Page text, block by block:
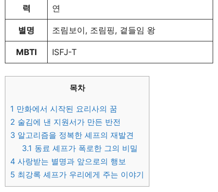
력
연
별명 조림보이, 조림핑, 곁들임 왕
MBTI ISFJ-T
목차
1 만화에서 시작된 요리사의 꿈
2 술김에 낸 지원서가 만든 반전
3 알고리즘을 정복한 셰프의 재발견
3.1 동료 셰프가 폭로한 그의 비밀
4 사랑받는 별명과 앞으로의 행보
5 최강록 셰프가 우리에게 주는 이야기